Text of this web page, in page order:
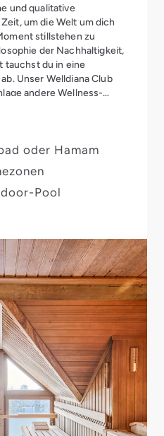
und qualitative
um die Welt um dich
stillstehen zu
der Nachhaltigkeit,
tauchst du in eine
Unser Welldiana Club
andere Wellness-
oder Hamam
Pool